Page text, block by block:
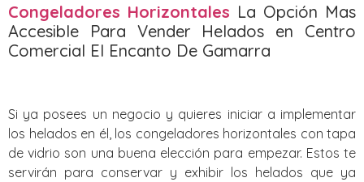
Congeladores Horizontales La Opción Mas
Accesible Para Vender Helados en Centro
Comercial El Encanto De Gamarra
Si ya posees un negocio y quieres iniciar a implementar
los helados en él, los congeladores horizontales con tapa
de vidrio son una buena elección para empezar. Estos te
servirán para conservar y exhibir los helados que ya